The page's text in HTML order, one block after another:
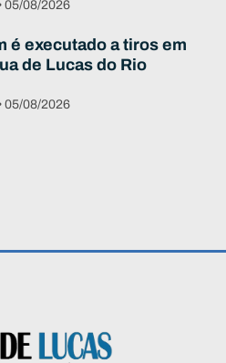
05/08/2026
é executado a tiros em
de Lucas do Rio
05/08/2026